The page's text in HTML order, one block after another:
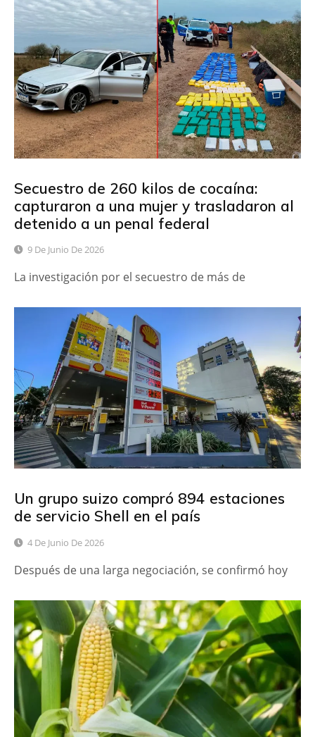
Secuestro de 260 kilos de cocaína:
capturaron a una mujer y trasladaron al
detenido a un penal federal
9 De Junio De 2026
La investigación por el secuestro de más de
Un grupo suizo compró 894 estaciones
de servicio Shell en el país
4 De Junio De 2026
Después de una larga negociación, se confirmó hoy